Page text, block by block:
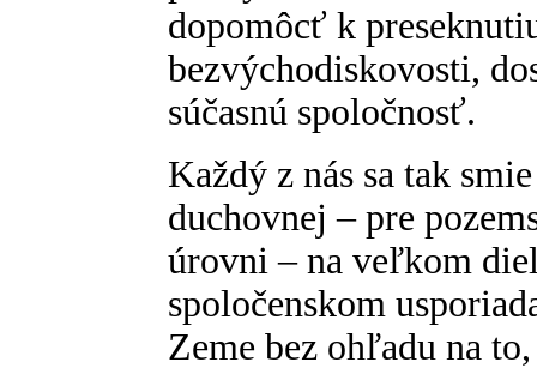
dopomôcť k
bezvýchodiskovosti,
súčasnú spoločnosť.
Každý z nás sa tak
duchovnej – pre
úrovni – na veľkom
spoločenskom
Zeme bez ohľadu na